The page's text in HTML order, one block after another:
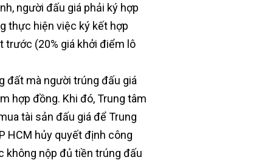
người đấu giá phải ký hợp
thực hiện việc ký kết hợp
trước (20% giá khởi điểm lô
đất mà người trúng đấu giá
hợp đồng. Khi đó, Trung tâm
tài sản đấu giá để Trung
HCM hủy quyết định công
không nộp đủ tiền trúng đấu